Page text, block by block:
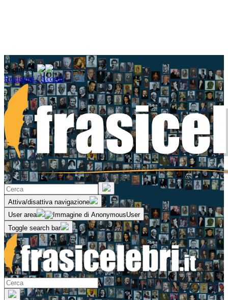
Seguici su
Registrati / Accedi
Attiva/disattiva navigazione
User area
Toggle search bar